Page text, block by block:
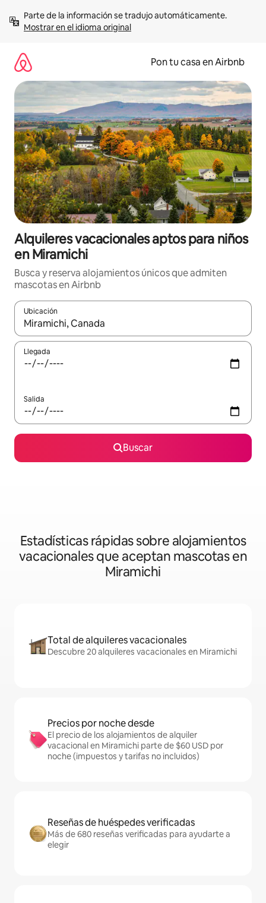
contenidoMostrar en el idioma original
Pon tu casa en Airbnb
Alquileres vacacionales aptos para niños
en Miramichi
Busca y reserva alojamientos únicos que admiten
mascotas en Airbnb
Ubicación
Cuando los resultados estén disponibles, navega con las
Llegada
Salida
Buscar
Estadísticas rápidas sobre alojamientos
vacacionales que aceptan mascotas en
Miramichi
Total de alquileres vacacionales
Descubre 20 alquileres vacacionales en Miramichi
Precios por noche desde
El precio de los alojamientos de alquiler
vacacional en Miramichi parte de $60 USD por
noche (impuestos y tarifas no incluidos)
Reseñas de huéspedes verificadas
Más de 680 reseñas verificadas para ayudarte a
elegir